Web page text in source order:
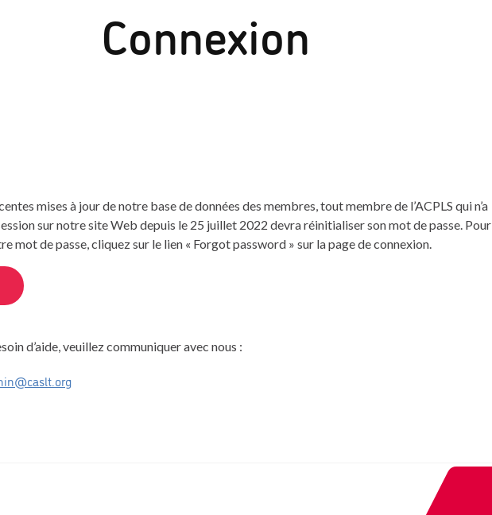
Connexion
mises à jour de notre base de données des membres, tout membre de l’ACPLS qui n’a
sur notre site Web depuis le 25 juillet 2022 devra réinitialiser son mot de passe. Pour
mot de passe, cliquez sur le lien « Forgot password » sur la page de connexion.
d’aide, veuillez communiquer avec nous :